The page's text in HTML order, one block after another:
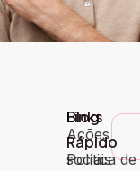
Blog
Ações
sociais
Links
Rápido
Política de